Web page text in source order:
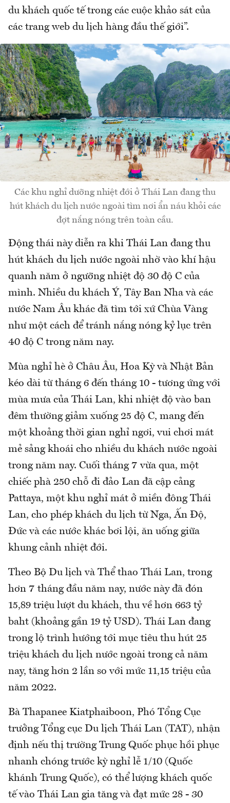
du khách quốc tế trong các cuộc khảo sát của
các trang web du lịch hàng đầu thế giới”.
Các khu nghỉ dưỡng nhiệt đới ở Thái Lan đang thu
hút khách du lịch nước ngoài tìm nơi ẩn náu khỏi các
đợt nắng nóng trên toàn cầu.
Động thái này diễn ra khi Thái Lan đang thu
hút khách du lịch nước ngoài nhờ vào khí hậu
quanh năm ở ngưỡng nhiệt độ 30 độ C của
mình. Nhiều du khách Ý, Tây Ban Nha và các
nước Nam Âu khác đã tìm tới xứ Chùa Vàng
như một cách để tránh nắng nóng kỷ lục trên
40 độ C trong năm nay.
Mùa nghỉ hè ở Châu Âu, Hoa Kỳ và Nhật Bản
kéo dài từ tháng 6 đến tháng 10 - tương ứng với
mùa mưa của Thái Lan, khi nhiệt độ vào ban
đêm thường giảm xuống 25 độ C, mang đến
một khoảng thời gian nghỉ ngơi, vui chơi mát
mẻ sảng khoái cho nhiều du khách nước ngoài
trong năm nay. Cuối tháng 7 vừa qua, một
chiếc phà 250 chỗ đi đảo Lan đã cập cảng
Pattaya, một khu nghỉ mát ở miền đông Thái
Lan, cho phép khách du lịch từ Nga, Ấn Độ,
Đức và các nước khác bơi lội, ăn uống giữa
khung cảnh nhiệt đới.
Theo Bộ Du lịch và Thể thao Thái Lan, trong
hơn 7 tháng đầu năm nay, nước này đã đón
15,89 triệu lượt du khách, thu về hơn 663 tỷ
baht (khoảng gần 19 tỷ USD). Thái Lan đang
trong lộ trình hướng tới mục tiêu thu hút 25
triệu khách du lịch nước ngoài trong cả năm
nay, tăng hơn 2 lần so với mức 11,15 triệu của
năm 2022.
Bà Thapanee Kiatphaiboon, Phó Tổng Cục
trưởng Tổng cục Du lịch Thái Lan (TAT), nhận
định nếu thị trường Trung Quốc phục hồi phục
nhanh chóng trước kỳ nghỉ lễ 1/10 (Quốc
khánh Trung Quốc), có thể lượng khách quốc
tế vào Thái Lan gia tăng và đạt mức 28 - 30